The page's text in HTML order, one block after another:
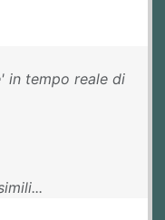
in tempo reale di